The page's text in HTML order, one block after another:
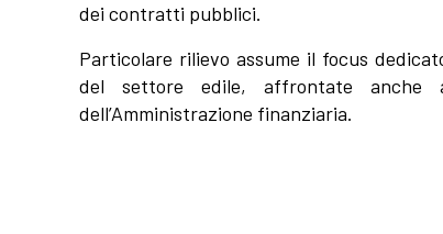
dei contratti pubblici.
Particolare rilievo assume il focus
del settore edile, affrontate
dell’Amministrazione finanziaria.